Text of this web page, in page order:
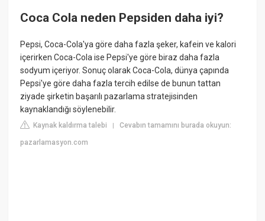
Coca Cola neden Pepsiden daha iyi?
Pepsi, Coca-Cola'ya göre daha fazla şeker, kafein ve kalori
içerirken Coca-Cola ise Pepsi'ye göre biraz daha fazla
sodyum içeriyor. Sonuç olarak Coca-Cola, dünya çapında
Pepsi'ye göre daha fazla tercih edilse de bunun tattan
ziyade şirketin başarılı pazarlama stratejisinden
kaynaklandığı söylenebilir.
Kaynak kaldırma talebi |Cevabın tamamını burada okuyun:
pazarlamasyon.com